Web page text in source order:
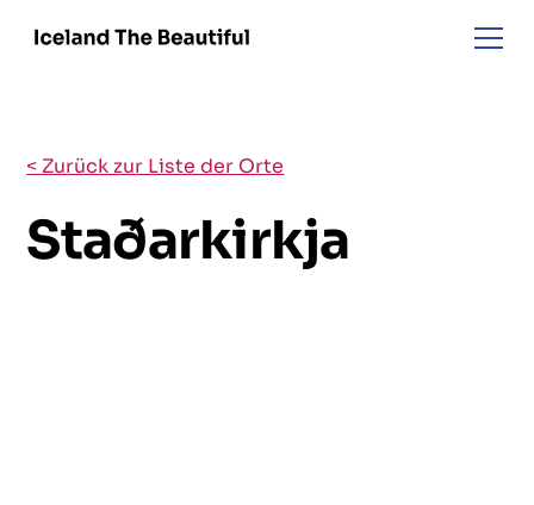
< Zurück zur Liste der Orte
Staðarkirkja